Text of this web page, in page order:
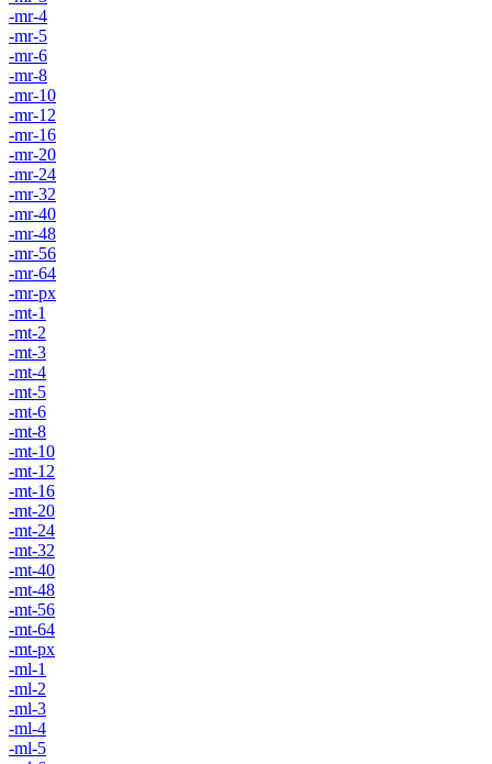
-mr-4
-mr-5
-mr-6
-mr-8
-mr-10
-mr-12
-mr-16
-mr-20
-mr-24
-mr-32
-mr-40
-mr-48
-mr-56
-mr-64
-mr-px
-mt-1
-mt-2
-mt-3
-mt-4
-mt-5
-mt-6
-mt-8
-mt-10
-mt-12
-mt-16
-mt-20
-mt-24
-mt-32
-mt-40
-mt-48
-mt-56
-mt-64
-mt-px
-ml-1
-ml-2
-ml-3
-ml-4
-ml-5